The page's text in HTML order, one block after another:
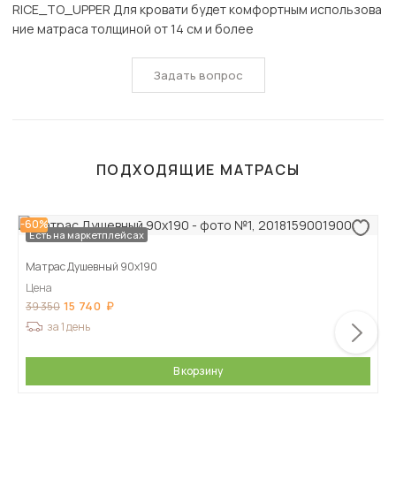
RICE_TO_UPPER Для кровати будет комфортным использова
ние матраса толщиной от 14 см и более
Задать вопрос
ПОДХОДЯЩИЕ МАТРАСЫ
-60%
Есть на маркетплейсах
Матрас Душевный 90х190
Цена
39 350 15 740
за 1 день
В корзину